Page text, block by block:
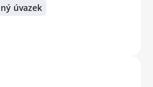
úvazek